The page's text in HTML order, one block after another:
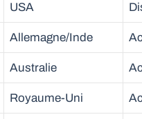
USA
Allemagne/Inde
Australie
Royaume-Uni